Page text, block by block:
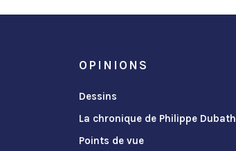
OPINIONS
Dessins
La chronique de Philippe Dubath
Points de vue